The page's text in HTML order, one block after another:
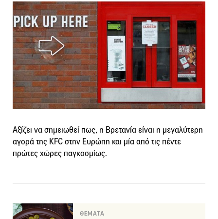
Αξίζει να σημειωθεί πως, η Βρετανία είναι η μεγαλύτερη
αγορά της KFC στην Ευρώπη και μία από τις πέντε
πρώτες χώρες παγκοσμίως.
ΘΕΜΑΤΑ